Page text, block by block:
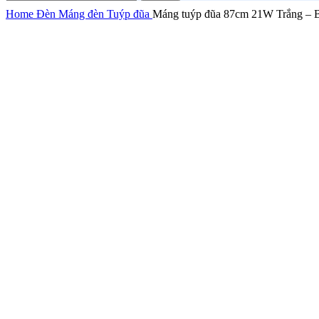
Home Đèn Máng đèn Tuýp đũa Máng tuýp đũa 87cm 21W Trắng –